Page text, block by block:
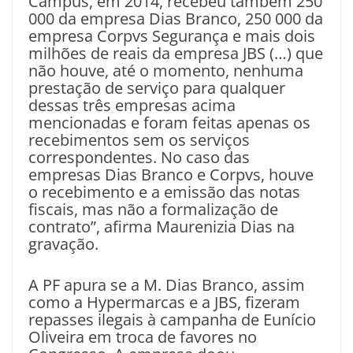
000 da empresa Dias Branco, 250 000 da
empresa Corpvs Segurança e mais dois
milhões de reais da empresa JBS (…) que
não houve, até o momento, nenhuma
prestação de serviço para qualquer
dessas três empresas acima
mencionadas e foram feitas apenas os
recebimentos sem os serviços
correspondentes. No caso das
empresas Dias Branco e Corpvs, houve
o recebimento e a emissão das notas
fiscais, mas não a formalização de
contrato”, afirma Maurenizia Dias na
gravação.
A PF apura se a M. Dias Branco, assim
como a Hypermarcas e a JBS, fizeram
repasses ilegais à campanha de Eunício
Oliveira em troca de favores no